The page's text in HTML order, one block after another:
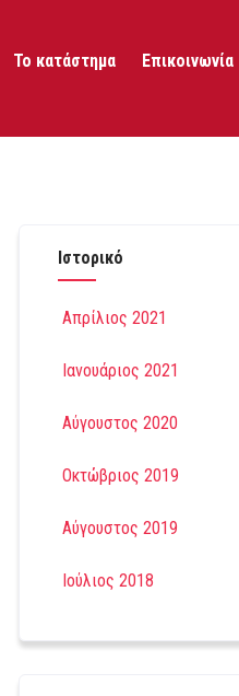
Το κατάστημα Επικοινωνία
Ιστορικό
Απρίλιος 2021
Ιανουάριος 2021
Αύγουστος 2020
Οκτώβριος 2019
Αύγουστος 2019
Ιούλιος 2018